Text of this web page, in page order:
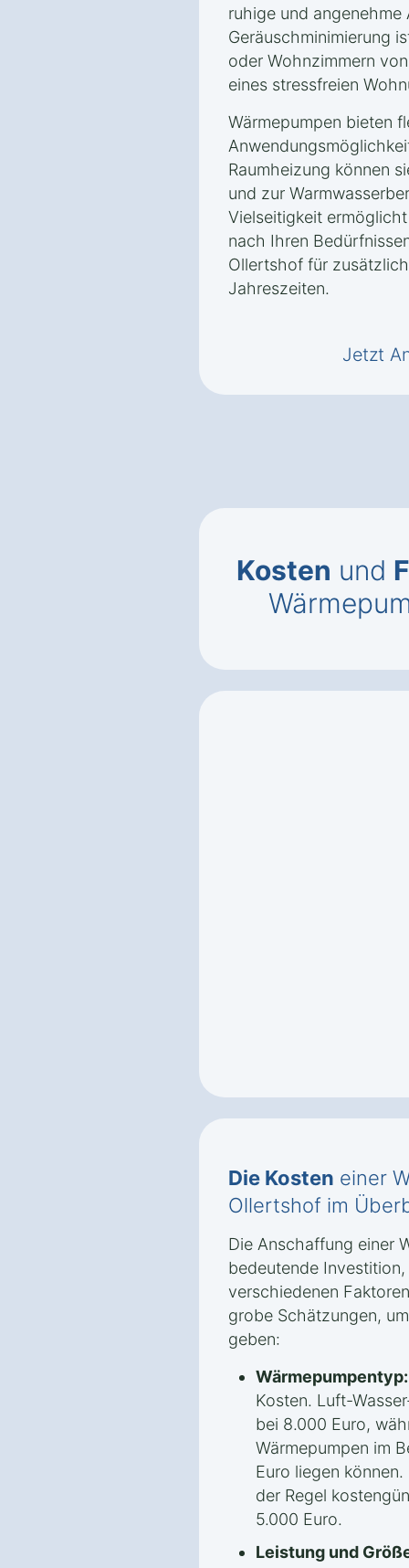
ruhige und angenehme
Geräuschminimierung
oder Wohnzimmern
eines stressfreien
Wärmepumpen bieten
Raumheizung können
und zur
Vielseitigkeit
nach Ihren
Ollertshof für
Jahreszeiten.
Jetzt
Kosten und
Die Kosten einer
Ollertshof im
Die Anschaffung einer
bedeutende
verschiedenen
grobe Schätzungen,
geben:
Wärmepumpentyp:
Kosten. Luft-
bei 8.000 Euro,
Wärmepumpen im
Euro liegen
der Regel
5.000 Euro.
Leistung und